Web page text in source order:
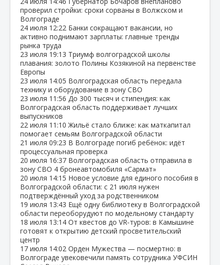
проверил стройки: сроки сорваны в Волжском и
Волгограде
24 июля 12:22 Банки сокращают вакансии, но
активно поднимают зарплаты: главные тренды
рынка труда
23 июля 19:13 Триумф волгоградской школы
плавания: золото Полины Козякиной на первенстве
Европы
23 июля 14:05 Волгоградская область передала
технику и оборудование в зону СВО
23 июля 11:56 До 300 тысяч и стипендия: как
Волгоградская область поддерживает лучших
выпускников
22 июля 11:10 Жильё стало ближе: как маткапитал
помогает семьям Волгоградской области
21 июля 09:23 В Волгограде погиб ребёнок: идёт
процессуальная проверка
20 июля 16:37 Волгоградская область отправила в
зону СВО 4 бронеавтомобиля «Сармат»
20 июля 14:15 Новое условие для единого пособия в
Волгоградской области: с 21 июля нужен
подтверждённый уход за родственником
19 июля 13:43 Ещё одну библиотеку в Волгоградской
области переоборудуют по модельному стандарту
18 июля 13:14 От квестов до VR‑туров: в Камышине
готовят к открытию детский просветительский
центр
17 июля 14:02 Орден Мужества — посмертно: в
Волгограде увековечили память сотрудника УФСИН